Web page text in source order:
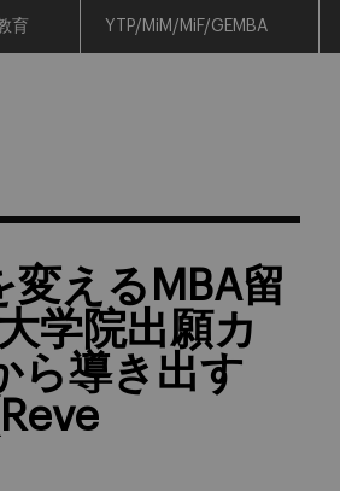
育 YTP/MiM/MiF/GEMBA
変えるMBA留
学院出願カ
ら導き出す